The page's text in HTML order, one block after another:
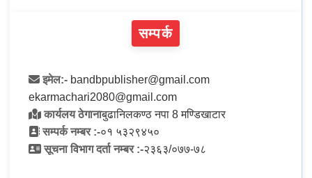
सम्पर्क
इमेल:- bandbpublisher@gmail.com
ekarmachari2080@gmail.com
कार्यलय ठेगानाबुढानिलकण्ठ नपा 8 मण्डिखाटार
सम्पर्क नम्बर :-०१ ५३२९४५०
सूचना विभाग दर्ता नम्बर :-२३६३/०७७-७८